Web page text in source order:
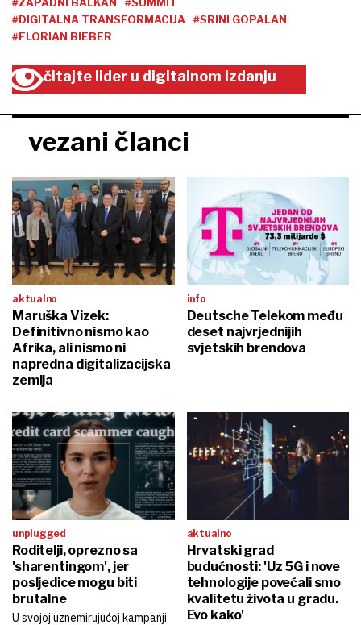
#ZAPADNI BALKAN
#SUMMIT
#DIGITALNA TRANSFORMACIJA
#SRINI GOPALAN
#FLORIAN BIEBER
čitajte lider u digitalnom izdanju
vezani članci
aktualno
Maruška Vizek:
Definitivno nismo kao
Afrika, ali nismo ni
napredna digitalizacijska
zemlja
info
Deutsche Telekom među
deset najvrjednijih
svjetskih brendova
unplugged
Roditelji, oprezno sa
'sharentingom', jer
posljedice mogu biti
brutalne
U svojoj uznemirujućoj kampanji
aktualno
Hrvatski grad
budućnosti: 'Uz 5G i nove
tehnologije povećali smo
kvalitetu života u gradu.
Evo kako'